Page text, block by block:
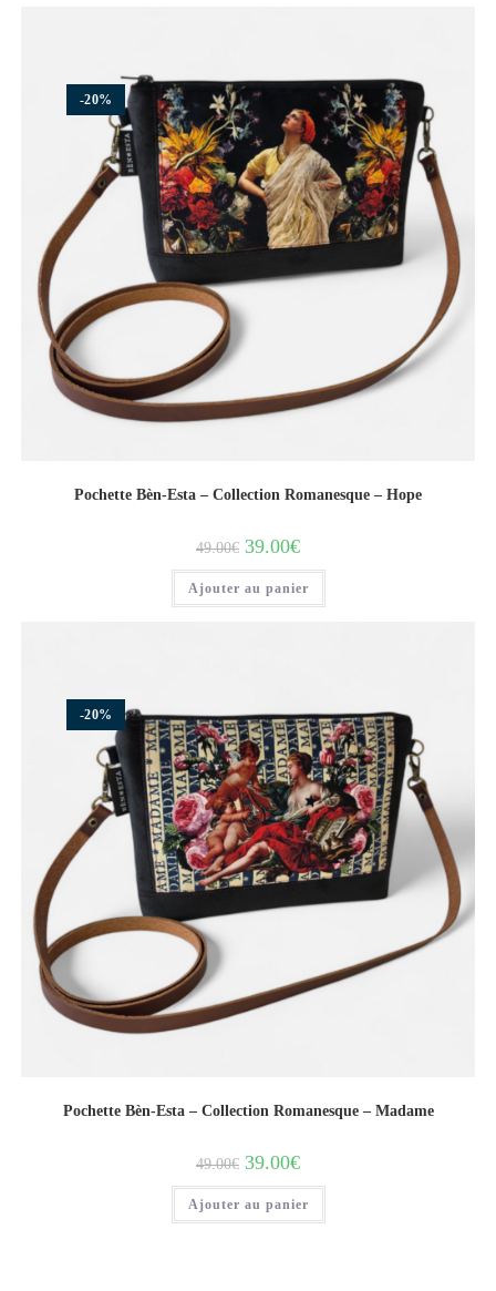
-20%
Pochette Bèn-Esta – Collection Romanesque – Hope
49.00€ 39.00€
Ajouter au panier
-20%
Pochette Bèn-Esta – Collection Romanesque – Madame
49.00€ 39.00€
Ajouter au panier